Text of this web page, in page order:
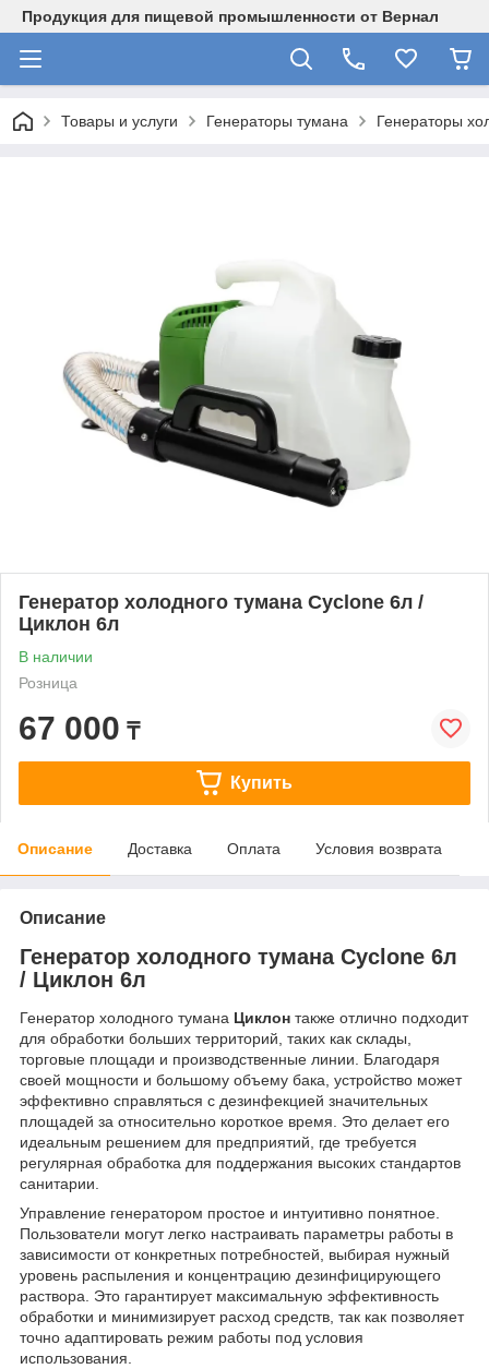
Продукция для пищевой промышленности от Вернал
Товары и услуги Генераторы тумана Генераторы
Генератор холодного тумана Cyclone 6л /
Циклон 6л
В наличии
Розница
67 000 ₸
Купить
Описание Доставка Оплата Условия возврата
Описание
Генератор холодного тумана Cyclone 6л
/ Циклон 6л
Генератор холодного тумана Циклон также отлично подходит
для обработки больших территорий, таких как склады,
торговые площади и производственные линии. Благодаря
своей мощности и большому объему бака, устройство может
эффективно справляться с дезинфекцией значительных
площадей за относительно короткое время. Это делает его
идеальным решением для предприятий, где требуется
регулярная обработка для поддержания высоких стандартов
санитарии.
Управление генератором простое и интуитивно понятное.
Пользователи могут легко настраивать параметры работы в
зависимости от конкретных потребностей, выбирая нужный
уровень распыления и концентрацию дезинфицирующего
раствора. Это гарантирует максимальную эффективность
обработки и минимизирует расход средств, так как позволяет
точно адаптировать режим работы под условия
использования.